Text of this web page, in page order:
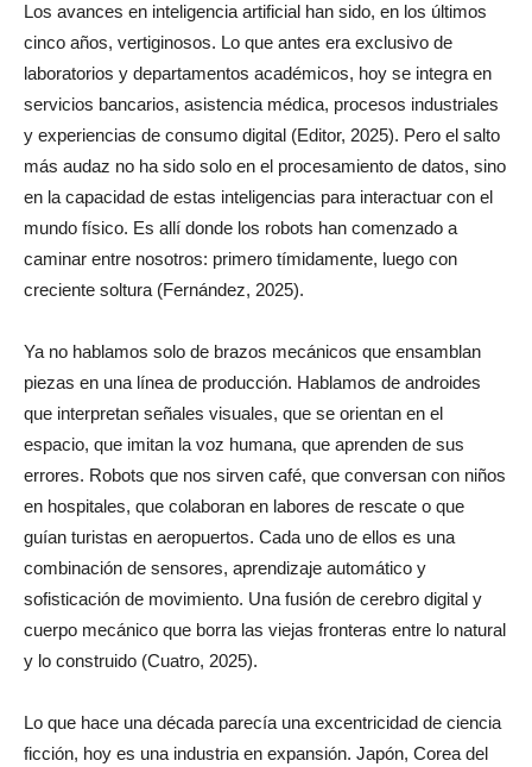
Los avances en inteligencia artificial han sido, en los últimos
cinco años, vertiginosos. Lo que antes era exclusivo de
laboratorios y departamentos académicos, hoy se integra en
servicios bancarios, asistencia médica, procesos industriales
y experiencias de consumo digital (Editor, 2025). Pero el salto
más audaz no ha sido solo en el procesamiento de datos, sino
en la capacidad de estas inteligencias para interactuar con el
mundo físico. Es allí donde los robots han comenzado a
caminar entre nosotros: primero tímidamente, luego con
creciente soltura (Fernández, 2025).
Ya no hablamos solo de brazos mecánicos que ensamblan
piezas en una línea de producción. Hablamos de androides
que interpretan señales visuales, que se orientan en el
espacio, que imitan la voz humana, que aprenden de sus
errores. Robots que nos sirven café, que conversan con niños
en hospitales, que colaboran en labores de rescate o que
guían turistas en aeropuertos. Cada uno de ellos es una
combinación de sensores, aprendizaje automático y
sofisticación de movimiento. Una fusión de cerebro digital y
cuerpo mecánico que borra las viejas fronteras entre lo natural
y lo construido (Cuatro, 2025).
Lo que hace una década parecía una excentricidad de ciencia
ficción, hoy es una industria en expansión. Japón, Corea del